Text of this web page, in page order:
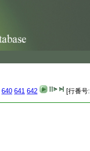
640 641 642 [行番号: